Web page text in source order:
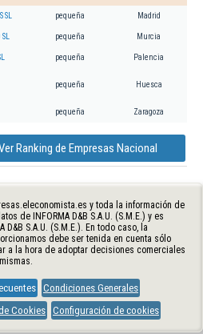
pequeña Madrid
pequeña Murcia
pequeña Palencia
pequeña Huesca
pequeña Zaragoza
Ranking de Empresas Nacional
y toda la información de
de INFORMA D&B S.A.U. (S.M.E.) y es
S.A.U. (S.M.E.). En todo caso, la
debe ser tenida en cuenta sólo
a la hora de adoptar decisiones comerciales
Condiciones Generales
Cookies Configuración de cookies